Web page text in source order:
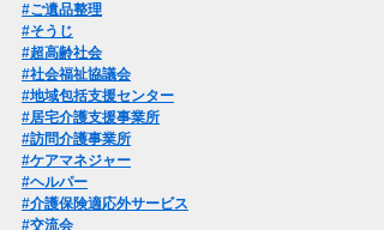
#ご遺品整理
#そうじ
#超高齢社会
#社会福祉協議会
#地域包括支援センター
#居宅介護支援事業所
#訪問介護事業所
#ケアマネジャー
#ヘルパー
#介護保険適応外サービス
#交流会